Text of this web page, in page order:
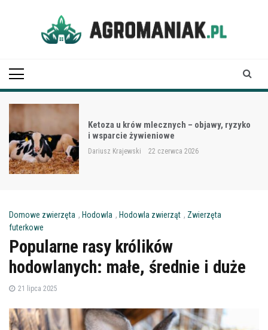
Ketoza u krów mlecznych – objawy, ryzyko
i wsparcie żywieniowe
Dariusz Krajewski 22 czerwca 2026
Domowe zwierzęta , Hodowla , Hodowla zwierząt , Zwierzęta
futerkowe
Popularne rasy królików
hodowlanych: małe, średnie i duże
21 lipca 2025